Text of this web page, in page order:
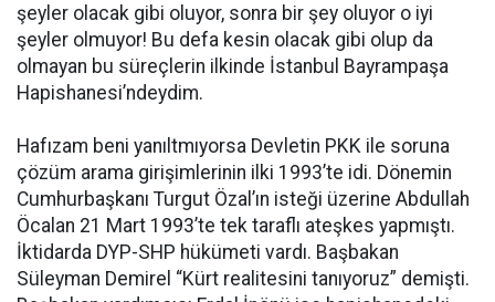
şeyler olacak gibi oluyor, sonra bir şey oluyor o iyi
şeyler olmuyor! Bu defa kesin olacak gibi olup da
olmayan bu süreçlerin ilkinde İstanbul Bayrampaşa
Hapishanesi’ndeydim.
Hafızam beni yanıltmıyorsa Devletin PKK ile soruna
çözüm arama girişimlerinin ilki 1993’te idi. Dönemin
Cumhurbaşkanı Turgut Özal’ın isteği üzerine Abdullah
Öcalan 21 Mart 1993’te tek taraflı ateşkes yapmıştı.
İktidarda DYP-SHP hükümeti vardı. Başbakan
Süleyman Demirel “Kürt realitesini tanıyoruz” demişti.